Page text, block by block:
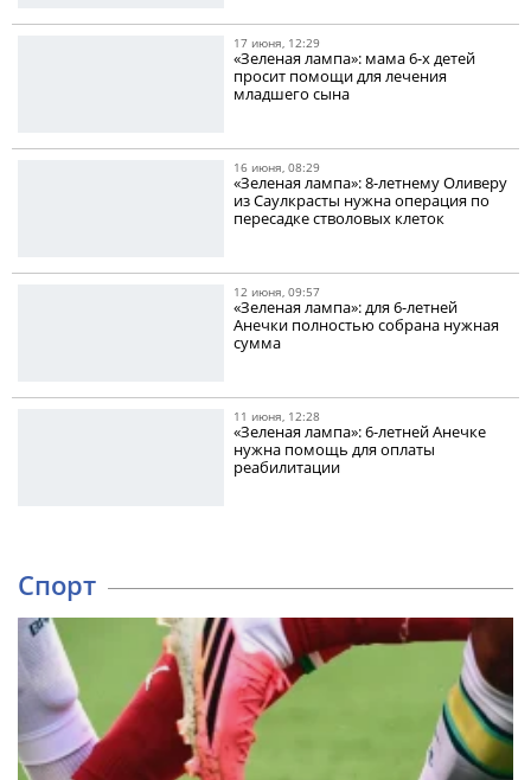
17 июня, 12:29
«Зеленая лампа»: мама 6-х детей
просит помощи для лечения
младшего сына
16 июня, 08:29
«Зеленая лампа»: 8-летнему Оливеру
из Саулкрасты нужна операция по
пересадке стволовых клеток
12 июня, 09:57
«Зеленая лампа»: для 6-летней
Анечки полностью собрана нужная
сумма
11 июня, 12:28
«Зеленая лампа»: 6-летней Анечке
нужна помощь для оплаты
реабилитации
Спорт